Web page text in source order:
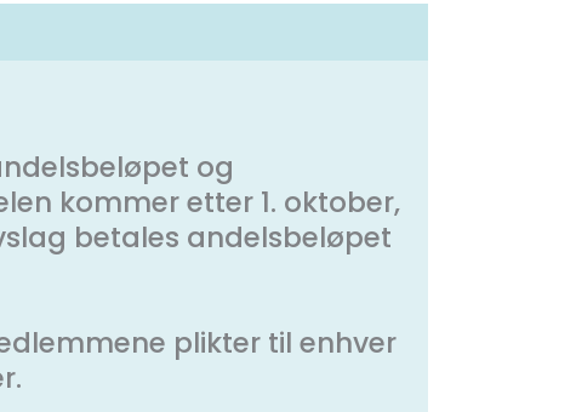
og
kommer etter 1. oktober,
betales andelsbeløpet
plikter til enhver